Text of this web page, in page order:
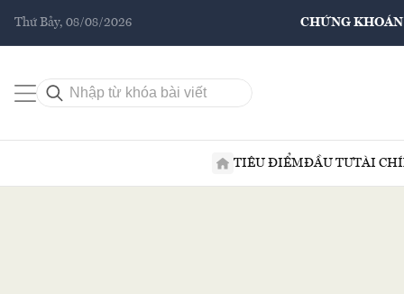
Thứ Bảy, 08/08/2026 CHỨNG KHOÁN
TIÊU ĐIỂMĐẦU TƯTÀI